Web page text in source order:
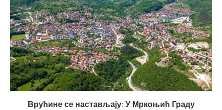
Врућине се настављају: У Мркоњић Граду